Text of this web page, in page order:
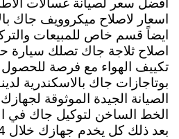
افضل سعر لصيانة غسالات
اسعار لاصلاح ميكروويف جاك
ايضاً قسم خاص للمبيعات
اصلاح ثلاجة جاك تصلك سيارة
تكييف الهواء مع فرصة
بوتاجازات جاك بالاسكندرية
الصيانة الجيدة الموثوقة
بعد ذلك كل يخدم جهازك خلال 24 ساعة.